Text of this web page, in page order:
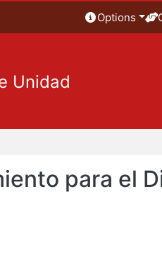
Options
Unidad
para el